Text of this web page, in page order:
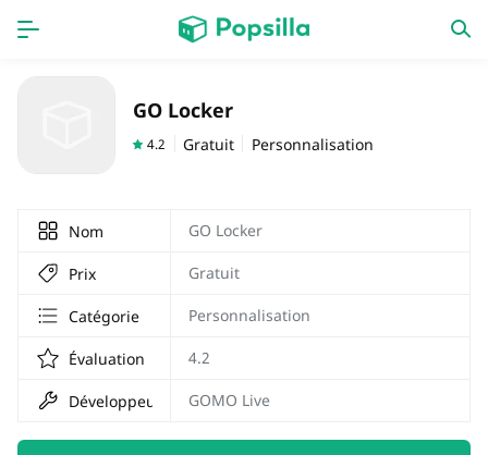
Derniers ajouts
GO Locker
4.2 Gratuit Personnalisation
Nom GO Locker
Prix Gratuit
Catégorie Personnalisation
Évaluation 4.2
Développeur GOMO Live